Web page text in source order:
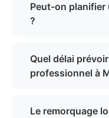
Peut-on planifier
?
Quel délai
professionnel à
Le remorquage